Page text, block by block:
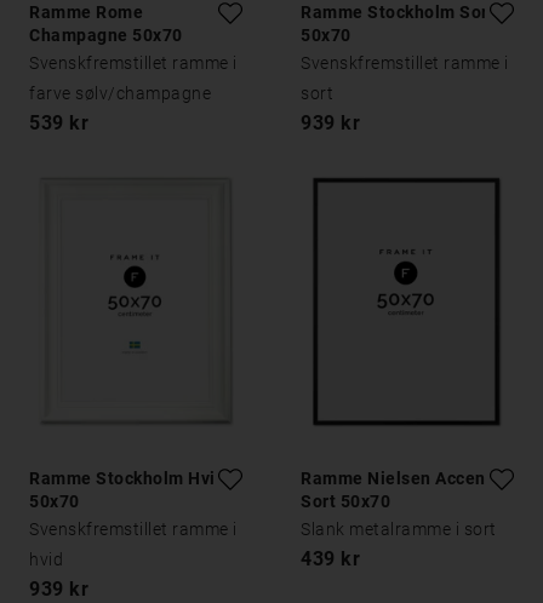
Ramme Rome
Champagne 50x70
Svenskfremstillet ramme i
farve sølv/champagne
539 kr
Ramme Stockholm Sort
50x70
Svenskfremstillet ramme i
sort
939 kr
Ramme Stockholm Hvid
50x70
Svenskfremstillet ramme i
hvid
939 kr
Ramme Nielsen Accent
Sort 50x70
Slank metalramme i sort
439 kr